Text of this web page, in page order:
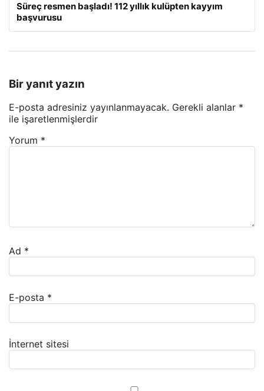
Süreç resmen başladı! 112 yıllık kulüpten kayyım
başvurusu
Bir yanıt yazın
E-posta adresiniz yayınlanmayacak. Gerekli alanlar *
ile işaretlenmişlerdir
Yorum *
Ad *
E-posta *
İnternet sitesi